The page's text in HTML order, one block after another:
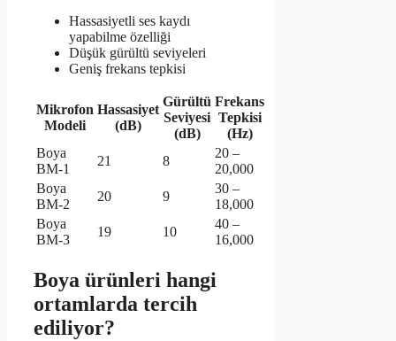
Hassasiyetli ses kaydı
yapabilme özelliği
Düşük gürültü seviyeleri
Geniş frekans tepkisi
Mikrofon
Modeli
Hassasiyet
(dB)
Gürültü
Seviyesi
(dB)
Frekans
Tepkisi
(Hz)
Boya
BM-1
21 8
20 –
20,000
Boya
BM-2
20 9
30 –
18,000
Boya
BM-3
19 10
40 –
16,000
Boya ürünleri hangi
ortamlarda tercih
ediliyor?